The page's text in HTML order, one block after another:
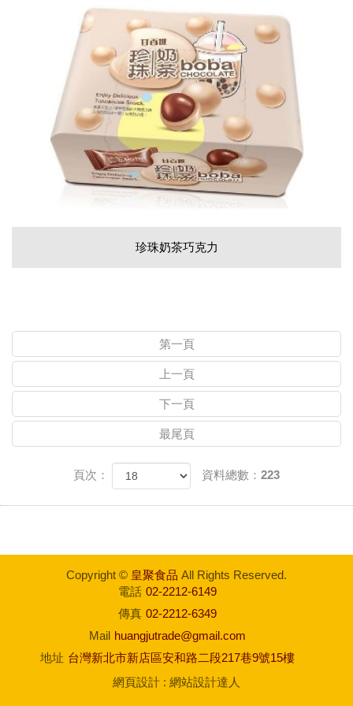
珍珠奶茶巧克力
第一頁
上一頁
下一頁
最尾頁
頁次： 資料總數：223
Copyright © 皇聚食品 All Rights Reserved.
電話 02-2212-6149
傳真 02-2212-6349
Mail huangjutrade@gmail.com
地址 台灣新北市新店區安和路二段217巷9號15樓
網頁設計 : 網站設計達人